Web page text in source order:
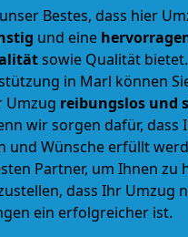
Bestes, dass hier
und eine
sowie Qualität
in Marl können
Umzug reibungslos und
wir sorgen dafür, dass
und Wünsche erfüllt
Partner, um Ihnen zu
dass Ihr Umzug
ein erfolgreicher ist.